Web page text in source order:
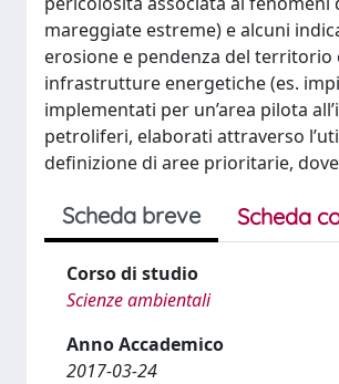
mareggiate estreme) e alcuni
erosione e pendenza del
infrastrutture energetiche (es.
implementati per un’area pilota
petroliferi, elaborati attraverso
definizione di aree prioritarie,
Scheda breve Scheda
Corso di studio
Scienze ambientali
Anno Accademico
2017-03-24